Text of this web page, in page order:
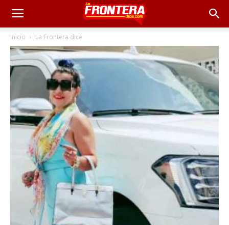
Inicio La Frontera dice